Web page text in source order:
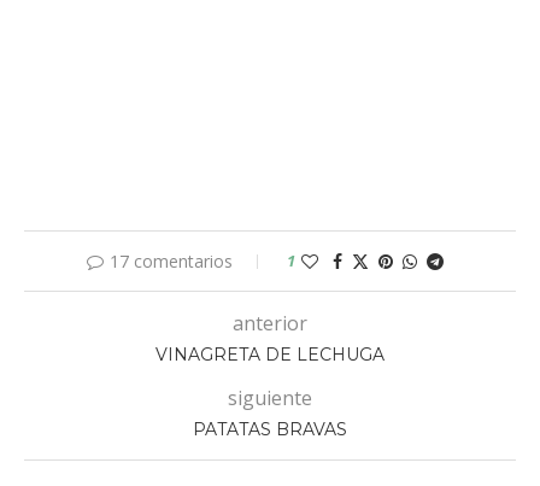
17 comentarios 1
anterior
VINAGRETA DE LECHUGA
siguiente
PATATAS BRAVAS